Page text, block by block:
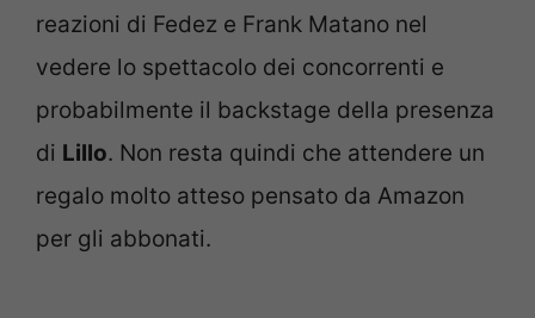
reazioni di Fedez e Frank Matano nel
vedere lo spettacolo dei concorrenti e
probabilmente il backstage della presenza
di Lillo. Non resta quindi che attendere un
regalo molto atteso pensato da Amazon
per gli abbonati.